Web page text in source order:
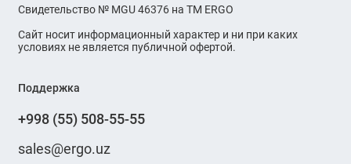
Свидетельство № MGU 46376 на ТМ ERGO
Сайт носит информационный характер и ни при каких
условиях не является публичной офертой.
Поддержка
+998 (55) 508-55-55
sales@ergo.uz